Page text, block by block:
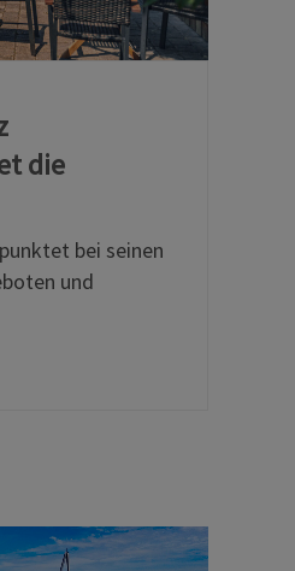
die
bei seinen
und